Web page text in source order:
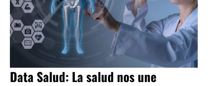
Data Salud: La salud nos une